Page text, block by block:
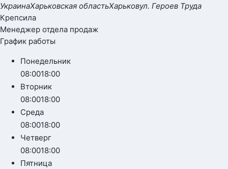
УкраинаХарьковская областьХарьковул. Героев Труда
Крепсила
Менеджер отдела продаж
График работы
Понедельник
08:0018:00
Вторник
08:0018:00
Среда
08:0018:00
Четверг
08:0018:00
Пятница